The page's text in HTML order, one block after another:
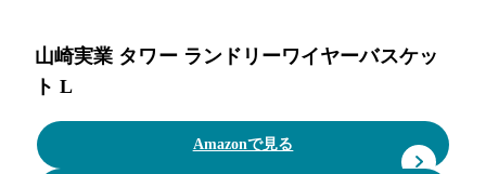
山崎実業 タワー ランドリーワイヤーバスケッ
ト L
Amazonで見る